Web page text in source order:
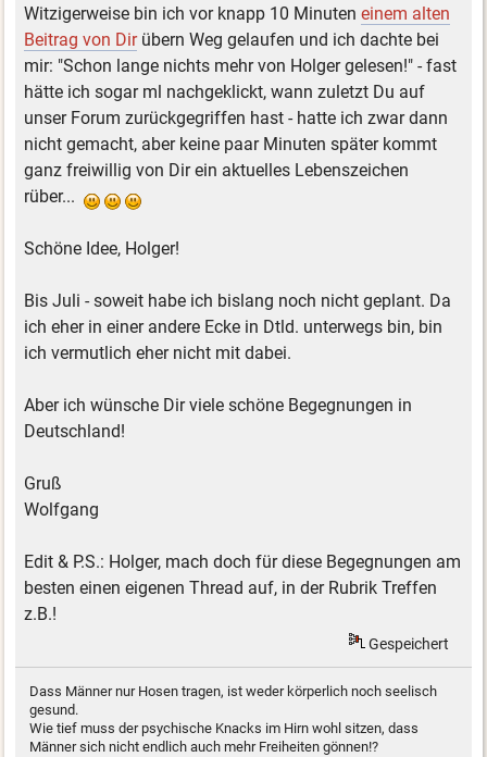
Witzigerweise bin ich vor knapp 10 Minuteneinem alten
Beitrag von Dirübern Weg gelaufen und ich dachte bei
mir: "Schon lange nichts mehr von Holger gelesen!" - fast
hätte ich sogar ml nachgeklickt, wann zuletzt Du auf
unser Forum zurückgegriffen hast - hatte ich zwar dann
nicht gemacht, aber keine paar Minuten später kommt
ganz freiwillig von Dir ein aktuelles Lebenszeichen
rüber...
Schöne Idee, Holger!
Bis Juli - soweit habe ich bislang noch nicht geplant. Da
ich eher in einer andere Ecke in Dtld. unterwegs bin, bin
ich vermutlich eher nicht mit dabei.
Aber ich wünsche Dir viele schöne Begegnungen in
Deutschland!
Gruß
Wolfgang
Edit & P.S.: Holger, mach doch für diese Begegnungen am
besten einen eigenen Thread auf, in der Rubrik Treffen
z.B.!
Gespeichert
Dass Männer nur Hosen tragen, ist weder körperlich noch seelisch
gesund.
Wie tief muss der psychische Knacks im Hirn wohl sitzen, dass
Männer sich nicht endlich auch mehr Freiheiten gönnen!?